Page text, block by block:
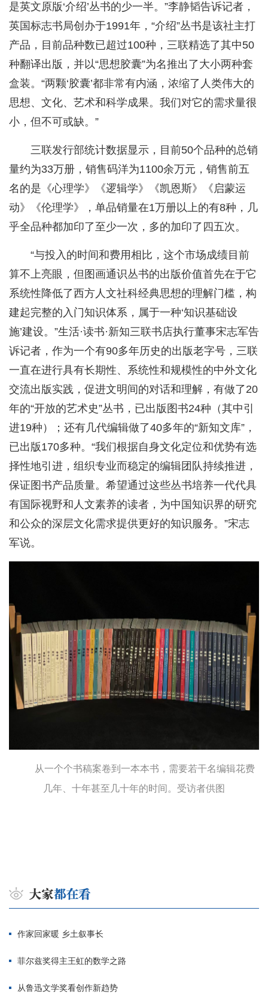
是英文原版‘介绍’丛书的少一半。”李静韬告诉记者，
英国标志书局创办于1991年，“介绍”丛书是该社主打
产品，目前品种数已超过100种，三联精选了其中50
种翻译出版，并以“思想胶囊”为名推出了大小两种套
盒装。“两颗‘胶囊’都非常有内涵，浓缩了人类伟大的
思想、文化、艺术和科学成果。我们对它的需求量很
小，但不可或缺。”
三联发行部统计数据显示，目前50个品种的总销
量约为33万册，销售码洋为1100余万元，销售前五
名的是《心理学》《逻辑学》《凯恩斯》《启蒙运
动》《伦理学》，单品销量在1万册以上的有8种，几
乎全品种都加印了至少一次，多的加印了四五次。
“与投入的时间和费用相比，这个市场成绩目前
算不上亮眼，但图画通识丛书的出版价值首先在于它
系统性降低了西方人文社科经典思想的理解门槛，构
建起完整的入门知识体系，属于一种‘知识基础设
施’建设。”生活·读书·新知三联书店执行董事宋志军告
诉记者，作为一个有90多年历史的出版老字号，三联
一直在进行具有长期性、系统性和规模性的中外文化
交流出版实践，促进文明间的对话和理解，有做了20
年的“开放的艺术史”丛书，已出版图书24种（其中引
进19种）；还有几代编辑做了40多年的“新知文库”，
已出版170多种。“我们根据自身文化定位和优势有选
择性地引进，组织专业而稳定的编辑团队持续推进，
保证图书产品质量。希望通过这些丛书培养一代代具
有国际视野和人文素养的读者，为中国知识界的研究
和公众的深层文化需求提供更好的知识服务。”宋志
军说。
从一个个书稿案卷到一本本书，需要若干名编辑花费
几年、十年甚至几十年的时间。受访者供图
作家回家暖 乡土叙事长
菲尔兹奖得主王虹的数学之路
从鲁迅文学奖看创作新趋势